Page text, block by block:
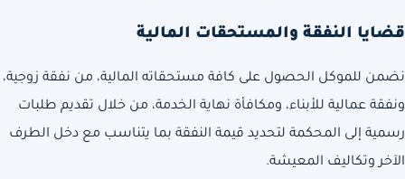
قضايا النفقة والمستحقات المالية
نضمن للموكل الحصول على كافة مستحقاته المالية، من نفقة زوجية،
ونفقة عمالية للأبناء، ومكافأة نهاية الخدمة، من خلال تقديم طلبات
رسمية إلى المحكمة لتحديد قيمة النفقة بما يتناسب مع دخل الطرف
الآخر وتكاليف المعيشة.